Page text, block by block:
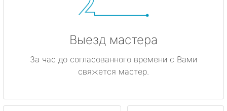
Выезд мастера
За час до согласованного времени с Вами
свяжется мастер.